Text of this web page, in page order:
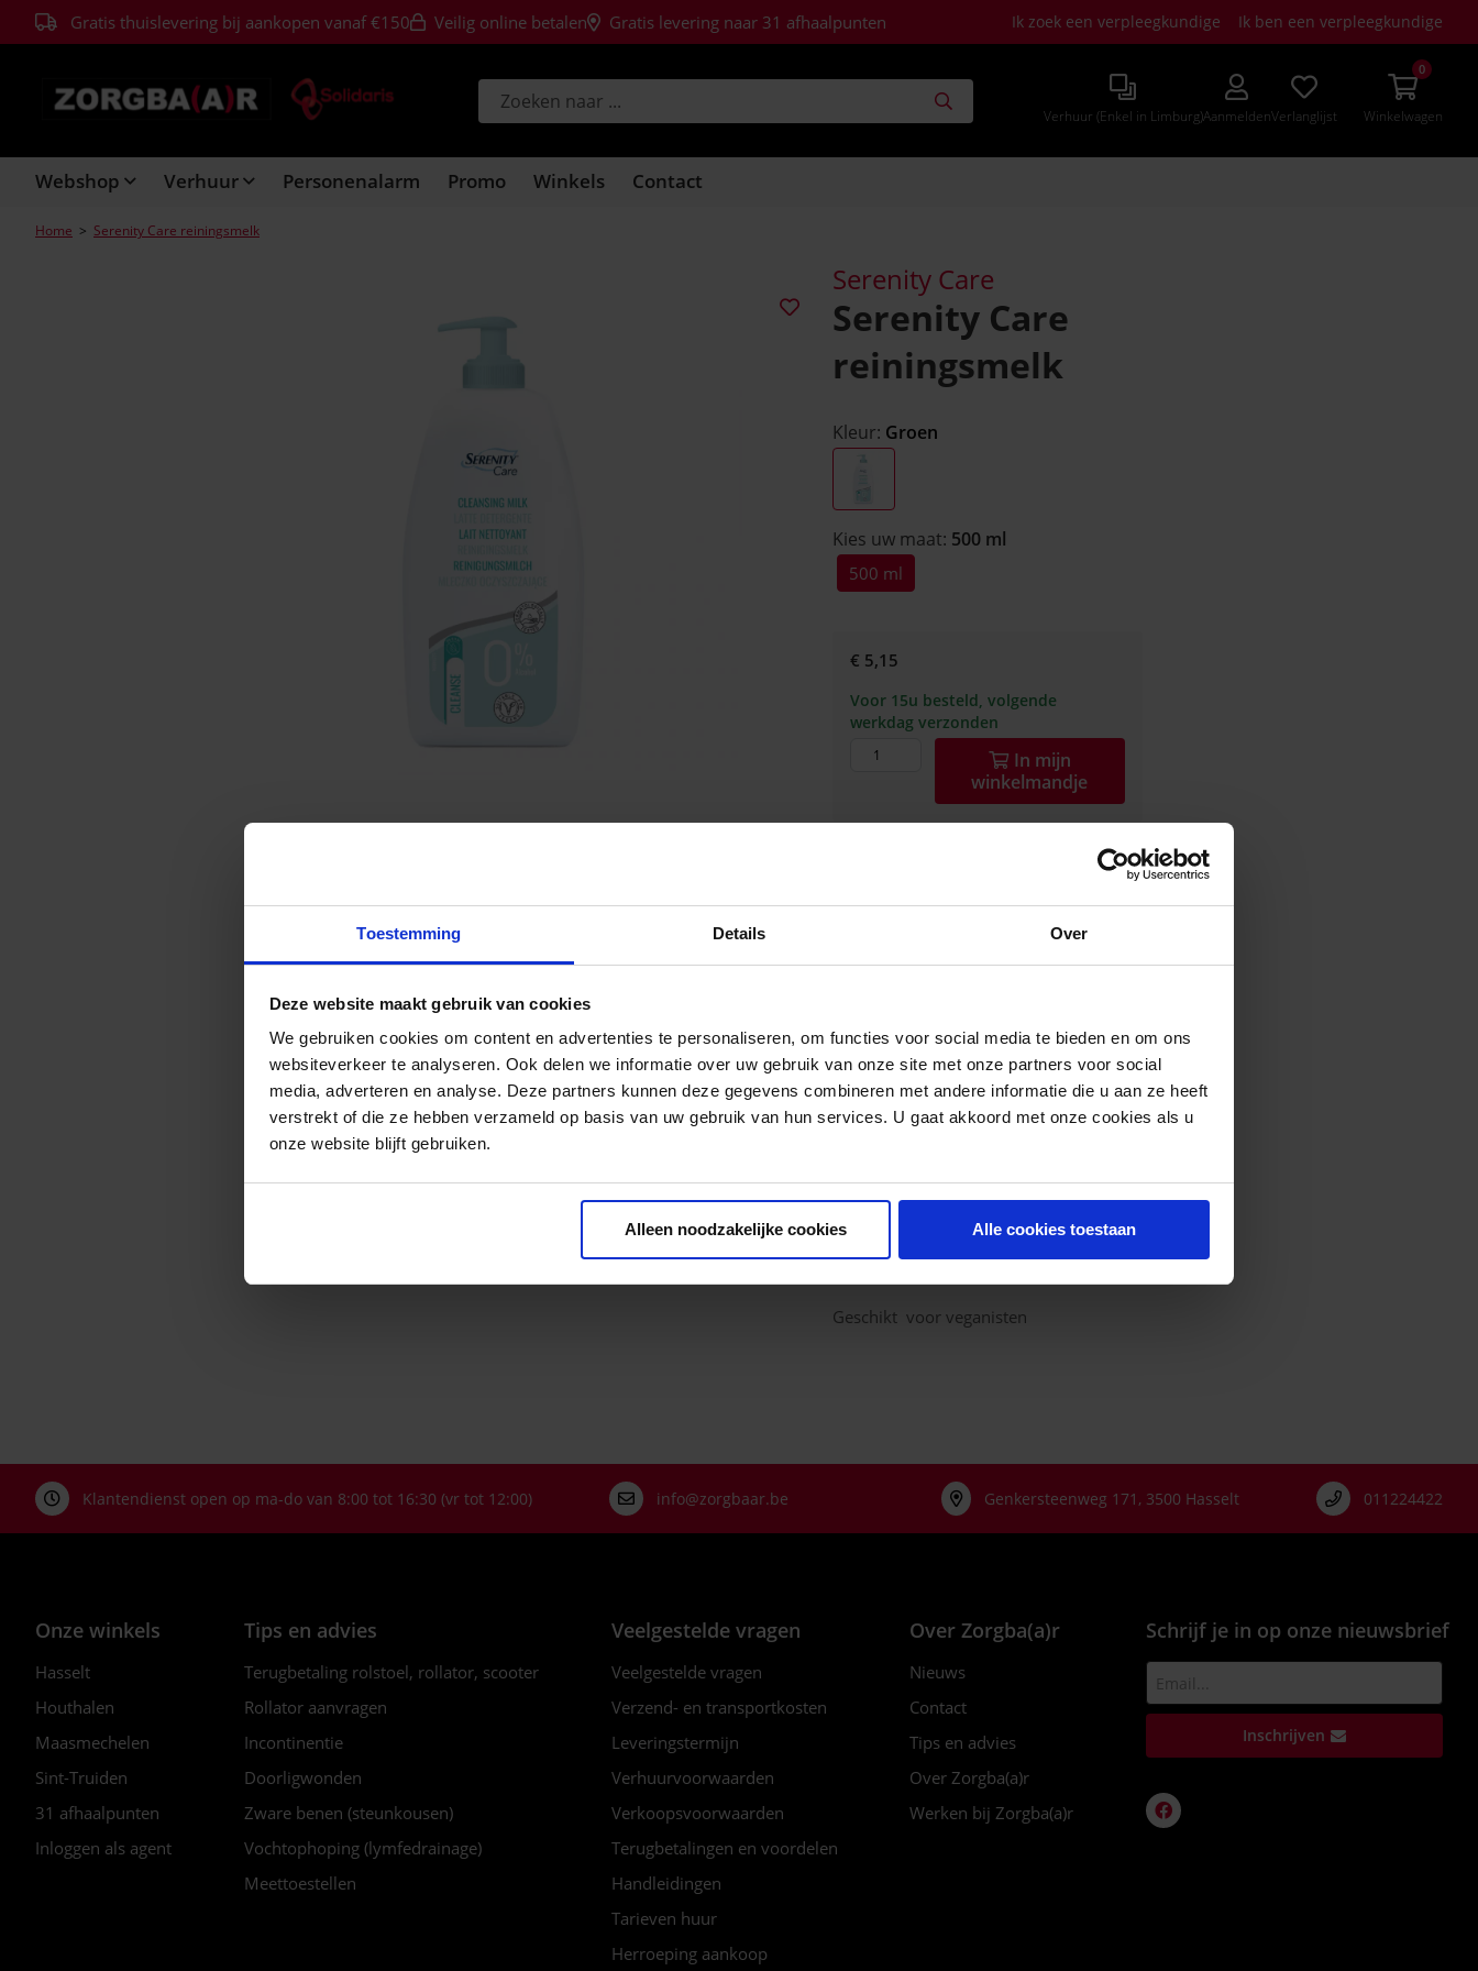
Toestemming Details Over
Deze website maakt gebruik van cookies
We gebruiken cookies om content en advertenties te personaliseren, om functies voor social media te bieden en om ons
websiteverkeer te analyseren. Ook delen we informatie over uw gebruik van onze site met onze partners voor social
media, adverteren en analyse. Deze partners kunnen deze gegevens combineren met andere informatie die u aan ze heeft
verstrekt of die ze hebben verzameld op basis van uw gebruik van hun services. U gaat akkoord met onze cookies als u
onze website blijft gebruiken.
Alleen noodzakelijke cookies Alle cookies toestaan
Gratis thuislevering bij aankopen vanaf €150 Veilig online betalen Gratis levering naar 31 afhaalpunten Ik zoek een verpleegkundige Ik ben een verpleegkundige
Verhuur (Enkel in Limburg)AanmeldenVerlanglijst Winkelwagen
0
Webshop Verhuur Personenalarm Promo Winkels Contact
Home > Serenity Care reiningsmelk
Serenity Care
Serenity Care
reiningsmelk
Kleur: Groen
Kies uw maat: 500 ml
500 ml
€ 5,15
Voor 15u besteld, volgende
werkdag verzonden
In mijn
winkelmandje
De reinigingsmelk van Serenity Care is speciaal
gehydrateerd.
0% alcohol
Dermatologisch getest
Geschikt voor veganisten
Klantendienst open op ma-do van 8:00 tot 16:30 (vr tot 12:00) info@zorgbaar.be Genkersteenweg 171, 3500 Hasselt 011224422
Onze winkels
Hasselt
Houthalen
Maasmechelen
Sint-Truiden
31 afhaalpunten
Inloggen als agent
Tips en advies
Terugbetaling rolstoel, rollator, scooter
Rollator aanvragen
Incontinentie
Doorligwonden
Zware benen (steunkousen)
Vochtophoping (lymfedrainage)
Meettoestellen
Veelgestelde vragen
Veelgestelde vragen
Verzend- en transportkosten
Leveringstermijn
Verhuurvoorwaarden
Verkoopsvoorwaarden
Terugbetalingen en voordelen
Handleidingen
Tarieven huur
Herroeping aankoop
Over Zorgba(a)r
Nieuws
Contact
Tips en advies
Over Zorgba(a)r
Werken bij Zorgba(a)r
Schrijf je in op onze nieuwsbrief
Inschrijven